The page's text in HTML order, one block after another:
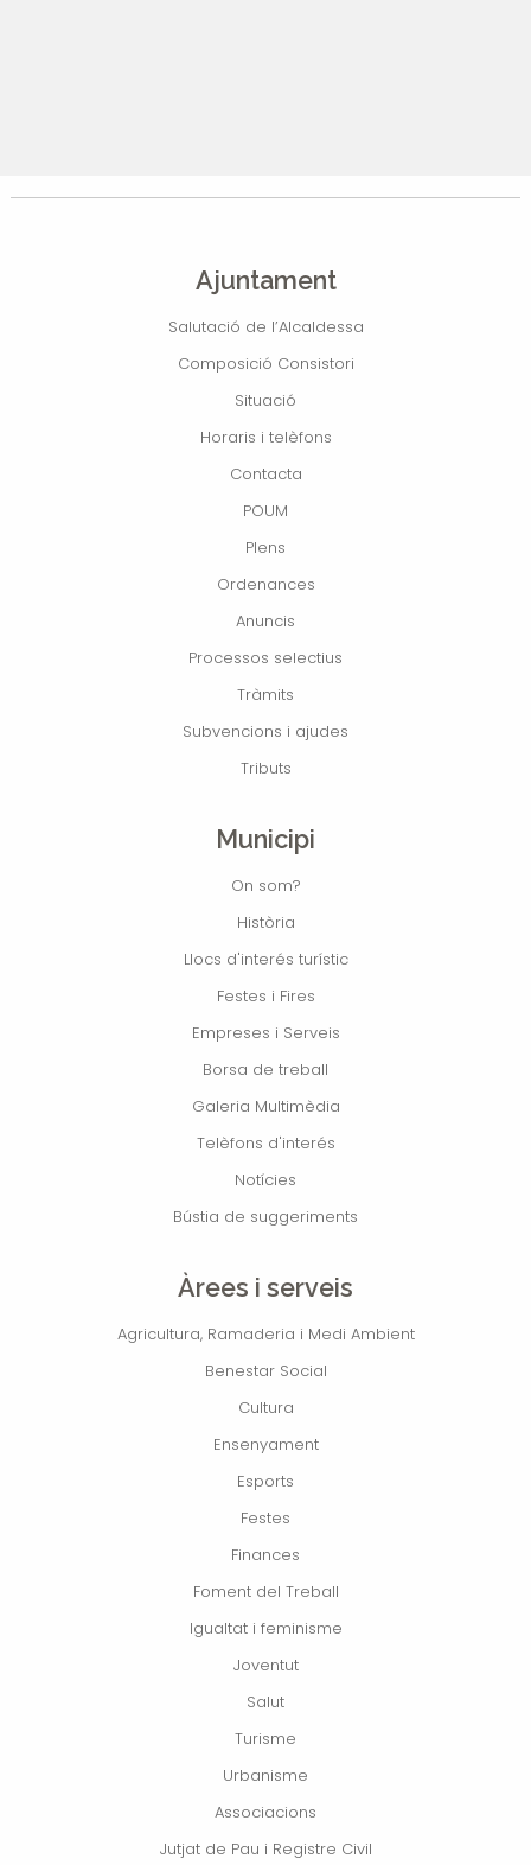
Ajuntament
Salutació de l’Alcaldessa
Composició Consistori
Situació
Horaris i telèfons
Contacta
POUM
Plens
Ordenances
Anuncis
Processos selectius
Tràmits
Subvencions i ajudes
Tributs
Municipi
On som?
Història
Llocs d'interés turístic
Festes i Fires
Empreses i Serveis
Borsa de treball
Galeria Multimèdia
Telèfons d'interés
Notícies
Bústia de suggeriments
Àrees i serveis
Agricultura, Ramaderia i Medi Ambient
Benestar Social
Cultura
Ensenyament
Esports
Festes
Finances
Foment del Treball
Igualtat i feminisme
Joventut
Salut
Turisme
Urbanisme
Associacions
Jutjat de Pau i Registre Civil